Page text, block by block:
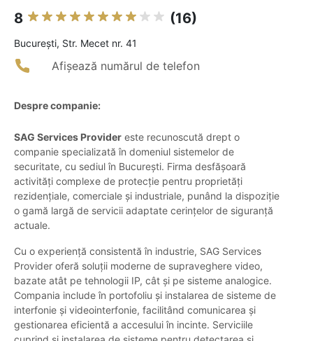
8 (16)
Bucureşti, Str. Mecet nr. 41
Afișează numărul de telefon
Despre companie:
SAG Services Provider este recunoscută drept o
companie specializată în domeniul sistemelor de
securitate, cu sediul în București. Firma desfășoară
activități complexe de protecție pentru proprietăți
rezidențiale, comerciale și industriale, punând la dispoziție
o gamă largă de servicii adaptate cerințelor de siguranță
actuale.
Cu o experiență consistentă în industrie, SAG Services
Provider oferă soluții moderne de supraveghere video,
bazate atât pe tehnologii IP, cât și pe sisteme analogice.
Compania include în portofoliu și instalarea de sisteme de
interfonie și videointerfonie, facilitând comunicarea și
gestionarea eficientă a accesului în incinte. Serviciile